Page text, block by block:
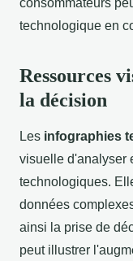
consommateurs
technologique en
Ressources
la décision
Les infographies
visuelle d'analyser
technologiques.
données
ainsi la prise de
peut illustrer